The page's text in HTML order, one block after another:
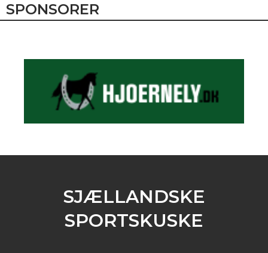
SPONSORER
SJÆLLANDSKE
SPORTSKUSKE